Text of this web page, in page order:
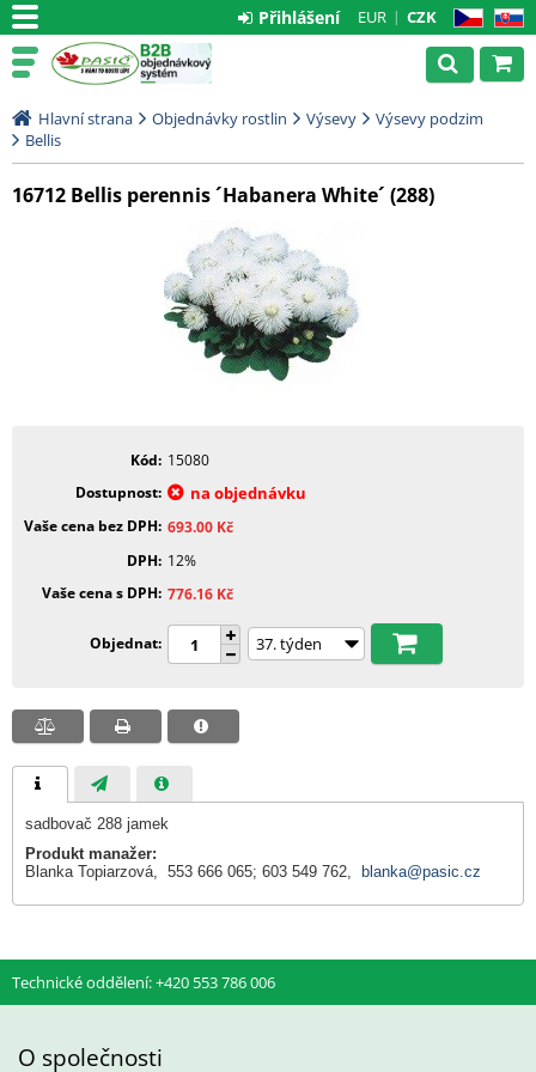
CZ SK
EUR CZK
Přihlášení
Hlavní strana Objednávky rostlin Výsevy
Výsevy podzim
Bellis
16712 Bellis perennis ´Habanera White´ (288)
Kód 15080
Dostupnost
na objednávku
Vaše cena bez DPH 693.00 Kč
DPH 12%
Vaše cena s DPH 776.16 Kč
Objednat
sadbovač 288 jamek
Produkt manažer:
Blanka Topiarzová, 553 666 065; 603 549 762,
blanka@pasic.cz
Technické oddělení: +420 553 786 006
O společnosti